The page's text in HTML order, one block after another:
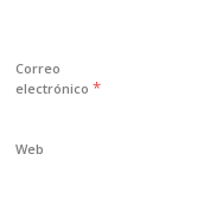
Correo
electrónico *
Web